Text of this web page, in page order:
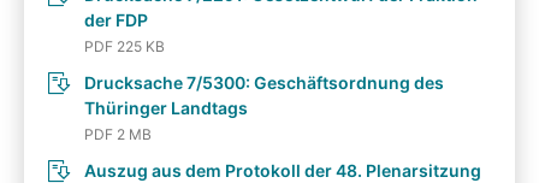
der FDP
PDF 225 KB
Drucksache 7/5300: Geschäftsordnung des
Thüringer Landtags
PDF 2 MB
Auszug aus dem Protokoll der 48. Plenarsitzung